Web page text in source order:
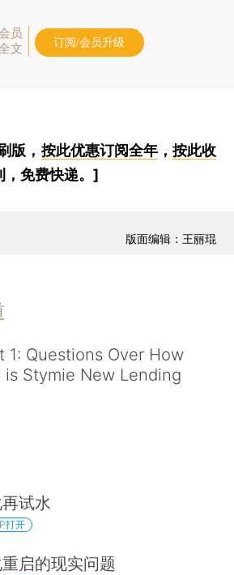
员
文
订阅/会员升级
版， 按此优惠订阅全年， 按此收
，免费快递。]
版面编辑：王丽琨
1: Questions Over How
Stymie New Lending
试水
打开
启的现实问题